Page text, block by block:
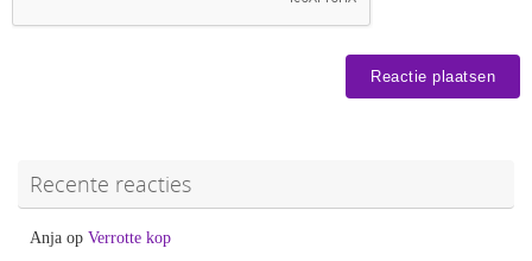
Recente reacties
Anja op Verrotte kop